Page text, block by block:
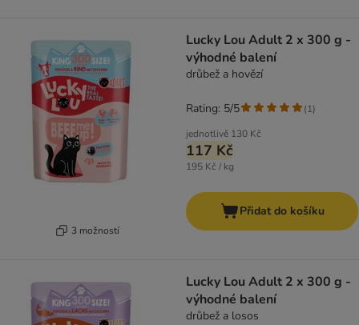
3 možností
Lucky Lou Adult 2 x 300 g -
výhodné balení
drůbež a hovězí
jednotlivě 130 Kč
117 Kč
195 Kč / kg
Rating: 5/5 (1)
Přidat do košíku
Lucky Lou Adult 2 x 300 g -
výhodné balení
drůbež a losos